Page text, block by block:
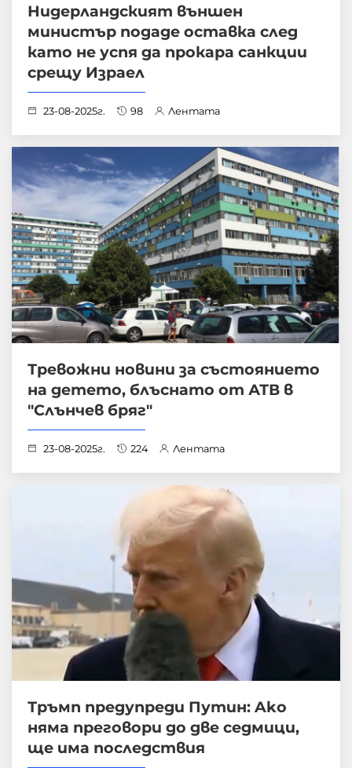
Нидерландският външен
министър подаде оставка след
като не успя да прокара санкции
срещу Израел
23-08-2025г. 98 Лентата
Тревожни новини за състоянието
на детето, блъснато от АТВ в
"Слънчев бряг"
23-08-2025г. 224 Лентата
Тръмп предупреди Путин: Ako
няма преговори до две седмици,
ще има последствия